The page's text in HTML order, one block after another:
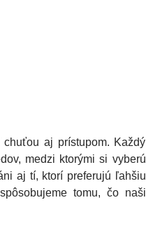
aj prístupom. Každý
medzi ktorými si vyberú
aj tí, ktorí preferujú ľahšiu
tomu, čo naši